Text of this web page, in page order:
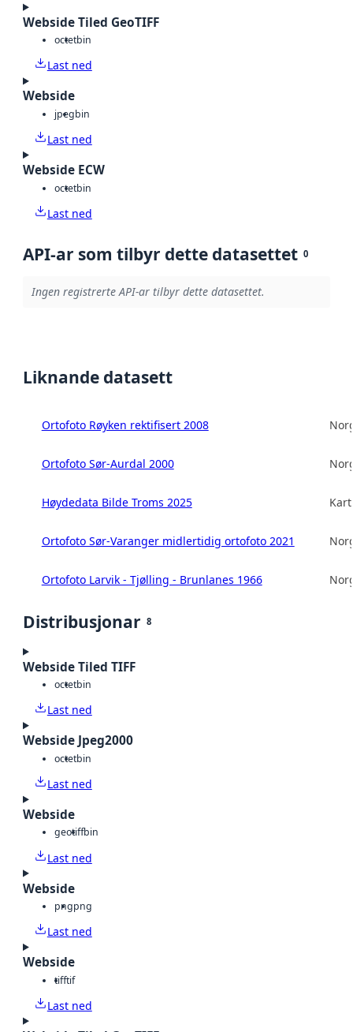
Webside Tiled GeoTIFF
octetbin
Last ned
Webside
jpegbin
Last ned
Webside ECW
octetbin
Last ned
API-ar som tilbyr dette datasettet 0
Ingen registrerte API-ar tilbyr dette datasettet.
Liknande datasett
Ortofoto Røyken rektifisert 2008
Ortofoto Sør-Aurdal 2000
Høydedata Bilde Troms 2025
Ortofoto Sør-Varanger midlertidig ortofoto 2021
Ortofoto Larvik - Tjølling - Brunlanes 1966
Distribusjonar 8
Webside Tiled TIFF
octetbin
Last ned
Webside Jpeg2000
octetbin
Last ned
Webside
geotiffbin
Last ned
Webside
pngpng
Last ned
Webside
tifftif
Last ned